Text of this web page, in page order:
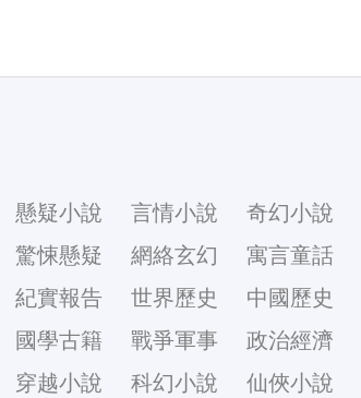
懸疑小說 言情小說 奇幻小說
驚悚懸疑 網絡玄幻 寓言童話
紀實報告 世界歷史 中國歷史
國學古籍 戰爭軍事 政治經濟
穿越小說 科幻小說 仙俠小說